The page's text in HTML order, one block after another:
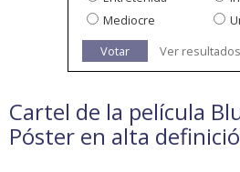
Mediocre
Votar
Ver resultados
Cartel de la película
Póster en alta